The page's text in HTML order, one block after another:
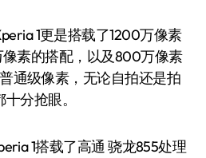
像素的搭配，以及800万像素
通级像素，无论自拍还是拍
十分抢眼。
1搭载了高通 骁龙855处理